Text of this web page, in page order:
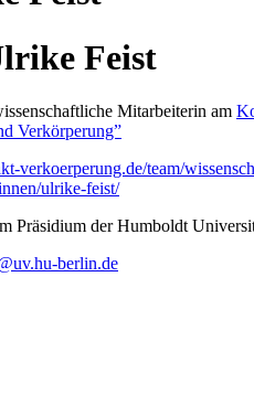
Feist
Mitarbeiterin am
Verkörperung”
verkoerperung.de/team/
ulrike-feist/
Präsidium der Humboldt
berlin.de